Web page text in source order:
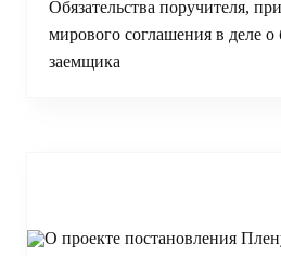
Обязательства поручителя,
мирового соглашения в деле о
заемщика